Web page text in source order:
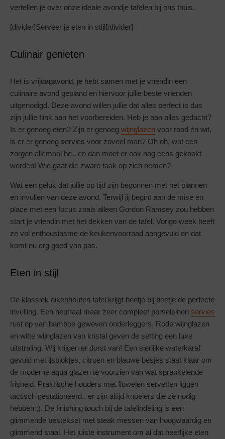
vertellen je over onze ideale avondje tafelen bij ons thuis.
[divider]Serveer je eten in stijl[/divider]
Culinair genieten
Het is vrijdagavond, je hebt samen met je vriendin een
culinaire avond gepland en hiervoor jullie beste vrienden
uitgenodigd. Deze avond willen jullie dat alles perfect is dus
zijn jullie flink aan het voorbereiden. Heb je aan alles gedacht?
Is er genoeg eten? Zijn er genoeg wijnglazen voor rood én wit,
is er er genoeg servies voor zoveel man? Oh oh, wat een
zorgen allemaal he.. en dan moet er ook nog eens gekookt
worden! Wie gaat die zware taak op zich nemen?
Wat een geluk dat jullie op tijd zijn begonnen met het plannen
en invullen van deze avond. Terwijl jij begint aan de mise en
place met een focus zoals alleen Gordon Ramsey zou hebben
start je vriendin met het dekken van de tafel. Vorige week heeft
ze vol enthousiasme de keukenvoorraad aangevuld en dat
komt nu erg goed van pas.
Eten in stijl
De klassiek eikenhouten tafel krijgt beetje bij beetje de perfecte
invulling. Een neutraal maar zeer compleet porseleinen servies
rust op van bamboe geweven onderleggers. Rode wijnglazen
en witte wijnglazen van kristal geven de setting een luxe
uitstraling. Wij krijgen er dorst van! Een sierlijke waterkaraf
gevuld met ijsblokjes, citroen en blauwe besjes staat klaar om
de moderne aqua glazen te voorzien van wat sprankelende
frisheid. Praktische houders met fluwelen servetten liggen
tactisch gestationeerd.. er zijn altijd knoeiers die ze nodig
hebben ;). De finishing touch bij de tafelindeling is een
glimmende bestekset met steak messen van hoogwaardig en
glimmend staal. Het juiste instrument om al dat heerlijke eten